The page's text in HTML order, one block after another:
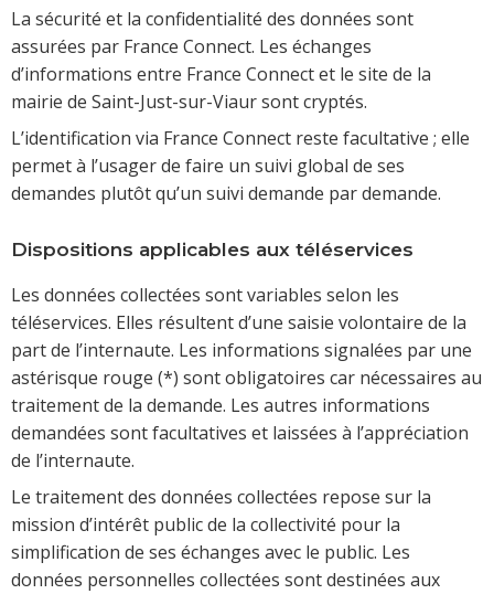
La sécurité et la confidentialité des données sont
assurées par France Connect. Les échanges
d’informations entre France Connect et le site de la
mairie de Saint-Just-sur-Viaur sont cryptés.
L’identification via France Connect reste facultative ; elle
permet à l’usager de faire un suivi global de ses
demandes plutôt qu’un suivi demande par demande.
Dispositions applicables aux téléservices
Les données collectées sont variables selon les
téléservices. Elles résultent d’une saisie volontaire de la
part de l’internaute. Les informations signalées par une
astérisque rouge (*) sont obligatoires car nécessaires au
traitement de la demande. Les autres informations
demandées sont facultatives et laissées à l’appréciation
de l’internaute.
Le traitement des données collectées repose sur la
mission d’intérêt public de la collectivité pour la
simplification de ses échanges avec le public. Les
données personnelles collectées sont destinées aux